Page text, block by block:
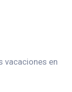
vacaciones en